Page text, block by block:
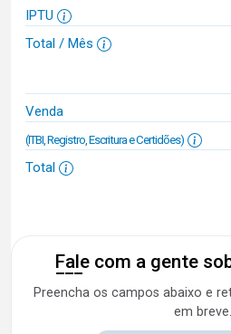
IPTU
Total / Mês
Venda
(ITBI, Registro, Escritura e Certidões)
Total
Fale com a gente
Preencha os campos abaixo e
em breve.